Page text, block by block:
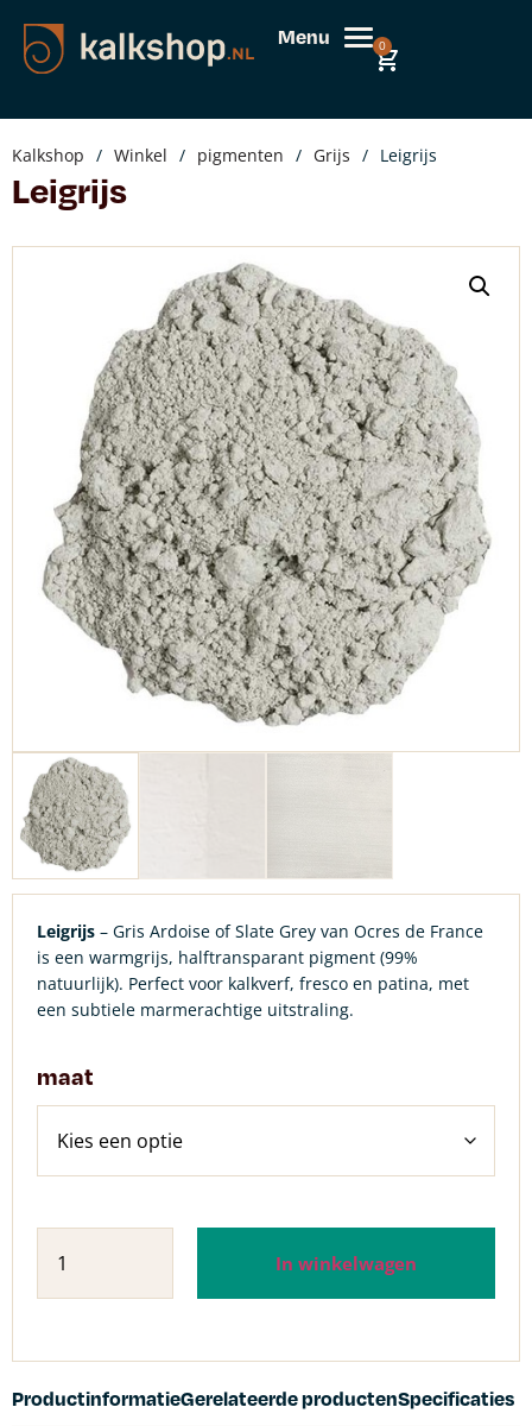
Menu 0
Kalkshop / Winkel / pigmenten / Grijs / Leigrijs
Leigrijs
Leigrijs – Gris Ardoise of Slate Grey van Ocres de France
is een warmgrijs, halftransparant pigment (99%
natuurlijk). Perfect voor kalkverf, fresco en patina, met
een subtiele marmerachtige uitstraling.
maat
In winkelwagen
ProductinformatieGerelateerde productenSpecificaties